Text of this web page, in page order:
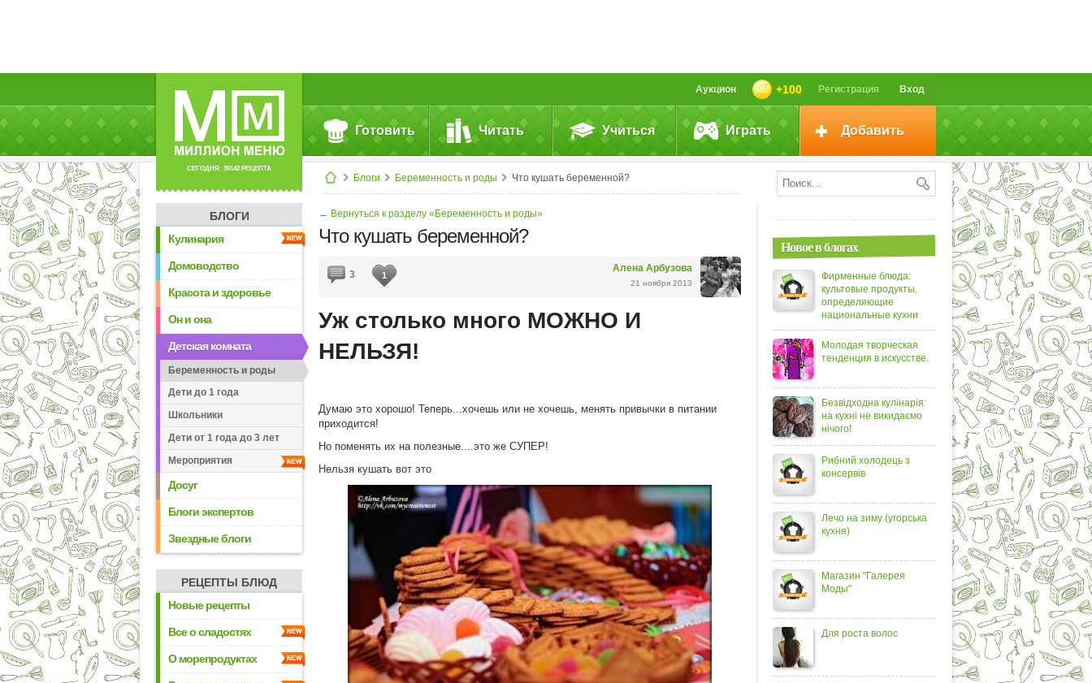
СЕГОДНЯ: 39142 РЕЦЕПТА
Вход
Регистрация
+100
Аукцион
Готовить Читать Учиться Играть Добавить
Блоги Беременность и роды Что кушать беременной?
БЛОГИ
Кулинария
Домоводство
Красота и здоровье
Он и она
Детская комната
Беременность и роды
Дети до 1 года
Школьники
Дети от 1 года до 3 лет
Мероприятия
Досуг
Блоги экспертов
Звездные блоги
РЕЦЕПТЫ БЛЮД
Новые рецепты
Все о сладостях
О морепродуктах
← Вернуться к разделу «Беременность и роды»
Что кушать беременной?
Алена Арбузова
21 ноября 2013
3 1
Уж столько много МОЖНО И
НЕЛЬЗЯ!
Думаю это хорошо! Теперь...хочешь или не хочешь, менять привычки в питании
приходится!
Но поменять их на полезные....это же СУПЕР!
Нельзя кушать вот это
Новое в блогах
Фирменные блюда:
культовые продукты,
определяющие
национальные кухни
Молодая творческая
тенденция в искусстве.
Безвідходна кулінарія:
на кухні не викидаємо
нічого!
Рибний холодець з
консервів
Лечо на зиму (угорська
кухня)
Магазин "Галерея
Моды"
Для роста волос